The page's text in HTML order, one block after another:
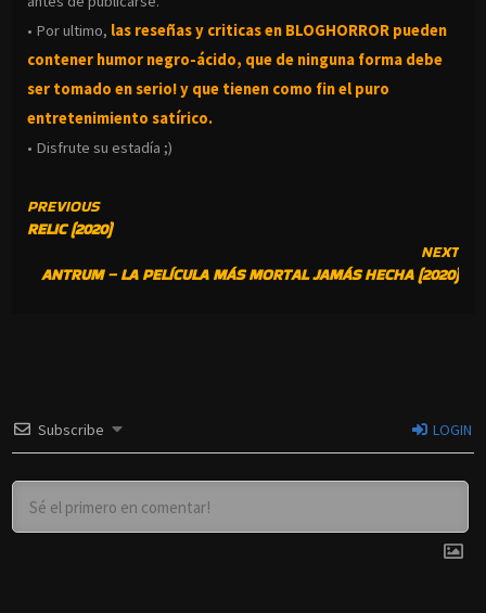
• Por ultimo, las reseñas y criticas en BLOGHORROR pueden
contener humor negro-ácido, que de ninguna forma debe
ser tomado en serio! y que tienen como fin el puro
entretenimiento satírico.
• Disfrute su estadía ;)
CONTINUE
READING
PREVIOUS
RELIC (2020)
NEXT
ANTRUM – LA PELÍCULA MÁS MORTAL JAMÁS HECHA (2020)
Subscribe LOGIN